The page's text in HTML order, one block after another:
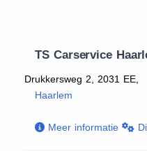
TS Carservice
Drukkersweg 2, 2031 EE,
Haarlem
Meer informatie